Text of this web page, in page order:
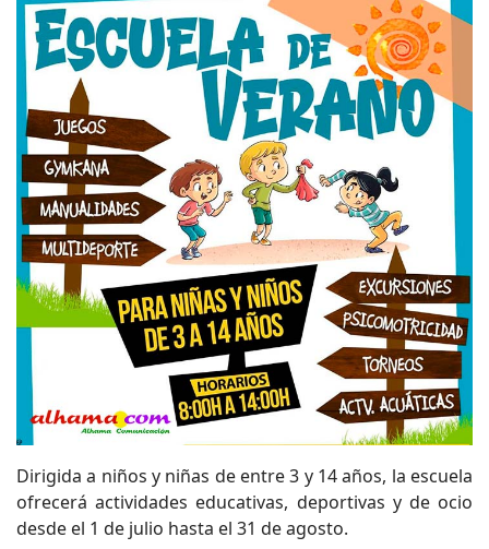
Dirigida a niños y niñas de entre 3 y 14 años, la escuela
ofrecerá actividades educativas, deportivas y de ocio
desde el 1 de julio hasta el 31 de agosto.